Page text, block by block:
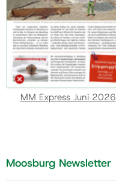
MM Express Juni 2026
Moosburg Newsletter